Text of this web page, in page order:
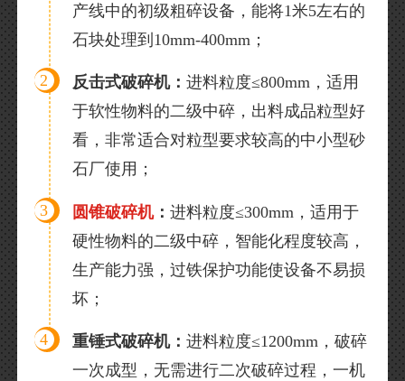
产线中的初级粗碎设备，能将1米5左右的
石块处理到10mm-400mm；
2 反击式破碎机：进料粒度≤800mm，适用
于软性物料的二级中碎，出料成品粒型好
看，非常适合对粒型要求较高的中小型砂
石厂使用；
3 圆锥破碎机：进料粒度≤300mm，适用于
硬性物料的二级中碎，智能化程度较高，
生产能力强，过铁保护功能使设备不易损
坏；
4 重锤式破碎机：进料粒度≤1200mm，破碎
一次成型，无需进行二次破碎过程，一机